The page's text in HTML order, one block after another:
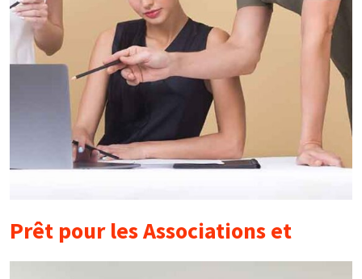
Prêt pour les Associations et